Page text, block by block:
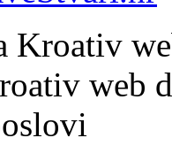
Kroativ
web